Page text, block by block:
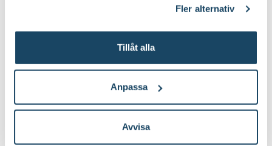
Fler alternativ
Tillåt alla
Anpassa
Avvisa
till Hasselfors Ros & perennjord produktsida
till Hasselfors P-